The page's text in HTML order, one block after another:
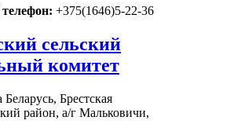
+375(1646)5-22-36
сельский
комитет
Брестская
район, а/г Мальковичи,